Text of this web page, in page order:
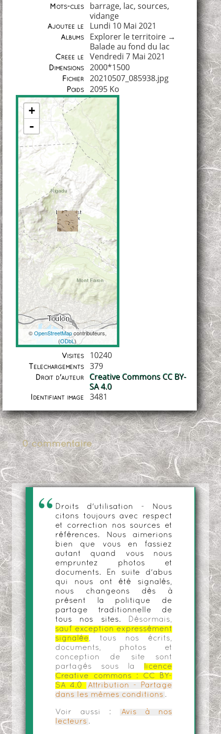
Mots-clés barrage, lac, sources,
vidange
Ajoutée le Lundi 10 Mai 2021
Albums Explorer le territoire→
Balade au fond du lac
Créée le Vendredi 7 Mai 2021
Dimensions 2000*1500
Fichier 20210507_085938.jpg
Poids 2095 Ko
Coordonnées
+
-
©OpenStreetMapcontributeurs,
(ODbL)
Visites 10240
Téléchargements 379
Droit d'auteur
Creative Commons CC BY-
SA 4.0
Identifiant image 3481
0 commentaire
Droits d'utilisation - Nous
citons toujours avec respect
et correction nos sources et
références. Nous aimerions
bien que vous en fassiez
autant quand vous nous
empruntez photos et
documents. En suite d'abus
qui nous ont été signalés,
nous changeons dès à
présent la politique de
partage traditionnelle de
tous nos sites.
Désormais,
sauf exception expressément
signalée, tous nos écrits,
documents, photos et
conception de site sont
partagés sous la
licence
Creative commons :
CC BY-
SA 4.0
Attribution - Partage
dans les mêmes conditions .
Voir aussi :
Avis à nos
lecteurs .